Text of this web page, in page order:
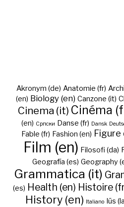
Akronym (de) Anatomie (fr)
(en) Biology (en) Canzone (it)
Cinema (it) Cinéma
(en) Cрпски Danse (fr) Dansk
Fable (fr) Fashion (en) Figure
Film (en) Filosofi (da)
Geografía (es) Geography
Grammatica (it)
(es) Health (en) Histoire
History (en) Italiano Iūs